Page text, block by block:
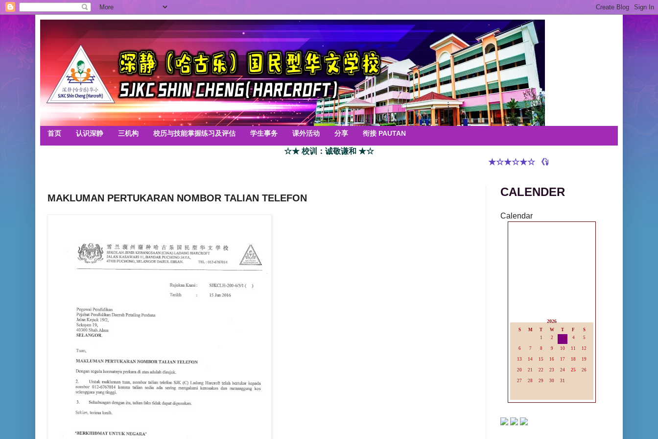
首页 认识深静 三机构 校历与技能掌握练习及评估 学生事务 课外活动 分享 衔接 PAUTAN
☆★ 校训：诚敬谦和 ★☆
★☆★☆★☆ 《诚实守信 敬重有礼 谦虚和蔼 和谐
MAKLUMAN PERTUKARAN NOMBOR TALIAN TELEFON CALENDER
Calendar
2026
S M T W T F
S
1
2 3 4 5
6 7 8 9 10 11 12
13 14 15 16 17 18 19
20 21 22 23 24 25 26
27 28 29 30 31